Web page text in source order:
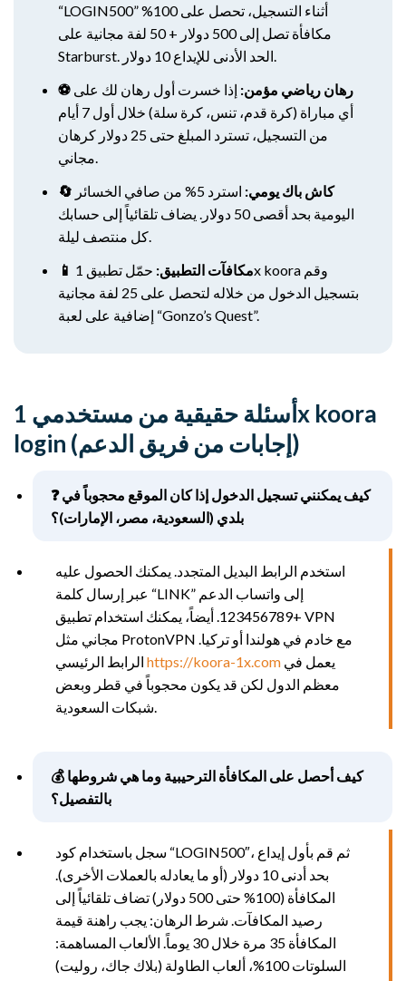
“LOGIN500” أثناء التسجيل، تحصل على 100%
مكافأة تصل إلى 500 دولار + 50 لفة مجانية على
⚽ رهان رياضي مؤمن: إذا خسرت أول رهان لك على
أي مباراة (كرة قدم، تنس، كرة سلة) خلال أول 7 أيام
من التسجيل، تسترد المبلغ حتى 25 دولار كرهان
🔄 كاش باك يومي:
استرد 5% من صافي الخسائر
اليومية بحد أقصى 50 دولار. يضاف تلقائياً إلى حسابك
كل منتصف ليلة.
📱 مكافآت التطبيق:
حمّل تطبيق 1x koora وقم
بتسجيل الدخول من خلاله لتحصل على 25 لفة مجانية
إضافية على لعبة “Gonzo’s Quest”.
أسئلة حقيقية من مستخدمي 1x koora
login (إجابات من فريق الدعم)
❓ كيف يمكنني تسجيل الدخول إذا كان الموقع محجوباً في
بلدي (السعودية، مصر، الإمارات)؟
استخدم الرابط البديل المتجدد. يمكنك الحصول عليه
عبر إرسال كلمة “LINK” إلى واتساب الدعم
+123456789. أيضاً، يمكنك استخدام تطبيق VPN
مجاني مثل ProtonVPN مع خادم في هولندا أو تركيا.
https://koora-1x.comيعمل في
معظم الدول لكن قد يكون محجوباً في قطر وبعض
💰 كيف أحصل على المكافأة الترحيبية وما هي شروطها
بالتفصيل؟
سجل باستخدام كود “LOGIN500″، ثم قم بأول إيداع
بحد أدنى 10 دولار (أو ما يعادله بالعملات الأخرى).
المكافأة (100% حتى 500 دولار) تضاف تلقائياً إلى
رصيد المكافآت. شرط الرهان: يجب راهنة قيمة
المكافأة 35 مرة خلال 30 يوماً. الألعاب المساهمة:
السلوتات 100%، ألعاب الطاولة (بلاك جاك، روليت)